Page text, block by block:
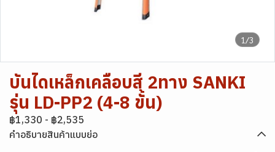
1/3
บันไดเหล็กเคลือบสี 2ทาง SANKI
รุ่น LD-PP2 (4-8 ขั้น)
฿1,330 - ฿2,535
คำอธิบายสินค้าแบบย่อ